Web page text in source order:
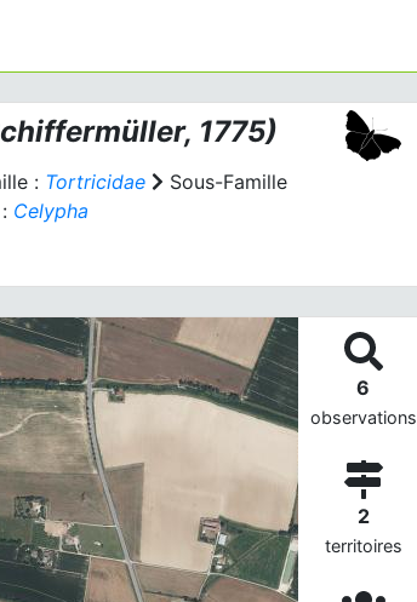
1775)
: Tortricidae
Sous-Famille
Celypha
6
observations
2
territoires